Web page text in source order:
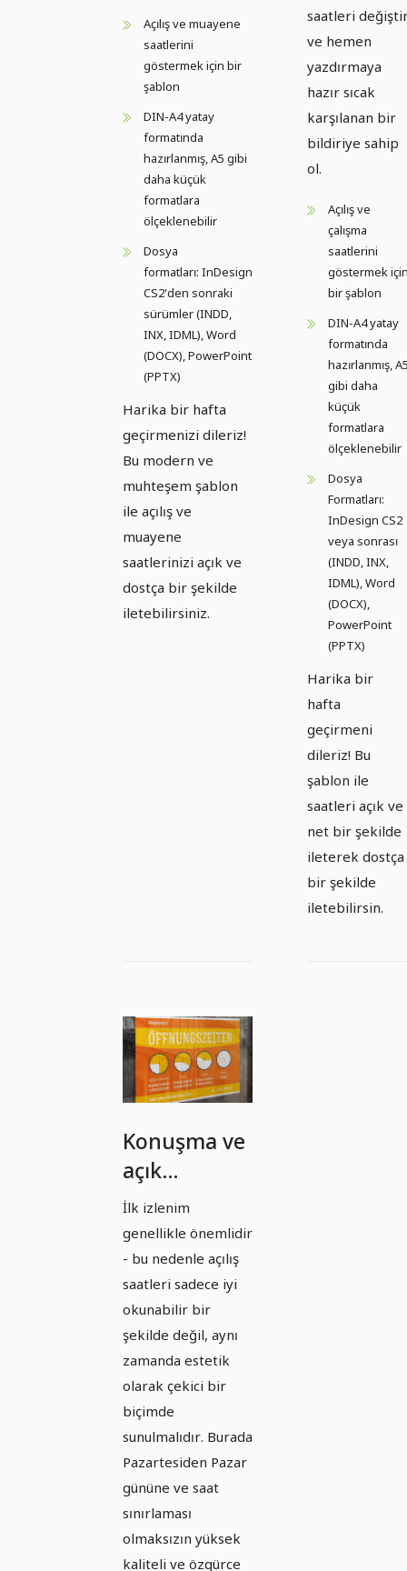
Açılış ve muayene
saatlerini
göstermek için bir
şablon
DIN-A4 yatay
formatında
hazırlanmış, A5 gibi
daha küçük
formatlara
ölçeklenebilir
Dosya
formatları: InDesign
CS2'den sonraki
sürümler (INDD,
INX, IDML), Word
(DOCX), PowerPoint
(PPTX)
Harika bir hafta
geçirmenizi dileriz!
Bu modern ve
muhteşem şablon
ile açılış ve
muayene
saatlerinizi açık ve
dostça bir şekilde
iletebilirsiniz.
saatleri
ve hemen
yazdırmaya
hazır sıcak
karşılanan bir
bildiriye sahip
ol.
Açılış ve
çalışma
saatlerini
göstermek
bir şablon
DIN-A4 yatay
formatında
hazırlanmış,
gibi daha
küçük
formatlara
ölçeklenebilir
Dosya
Formatları:
InDesign CS2
veya sonrası
(INDD, INX,
IDML), Word
(DOCX),
PowerPoint
(PPTX)
Harika bir
hafta
geçirmeni
dileriz! Bu
şablon ile
saatleri açık ve
net bir şekilde
ileterek dostça
bir şekilde
iletebilirsin.
Konuşma ve
açık
saatlerin
asılabileceği
yatay
formatlı
şablonlar -
Sürüm 3
İlk izlenim
genellikle önemlidir
- bu nedenle açılış
saatleri sadece iyi
okunabilir bir
şekilde değil, aynı
zamanda estetik
olarak çekici bir
biçimde
sunulmalıdır. Burada
Pazartesiden Pazar
gününe ve saat
sınırlaması
olmaksızın yüksek
kaliteli ve özgürce